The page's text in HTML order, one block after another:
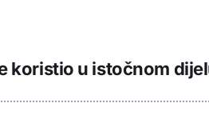
koristio u istočnom